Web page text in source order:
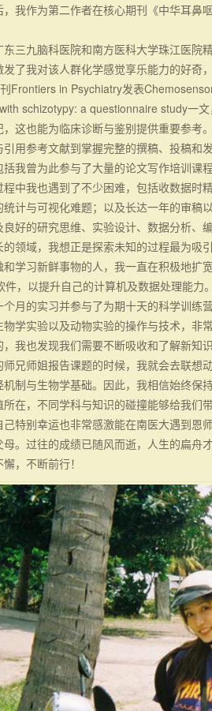
我作为第二作者在核心期刊《中华耳鼻
三九脑科医院和南方医科大学珠江医院
了我对该人群化学感觉享乐能力的好奇
Frontiers in Psychiatry发表
schizotypy: a questionnaire study一
这也能为临床诊断与鉴别提供重要参考。
用参考文献到掌握完整的撰稿、投稿和
我曾为此参与了大量的论文写作培训课
中我也遇到了不少困难，包括收数据时
统计与可视化难题；以及长达一年的审
好的研究思维、实验设计、数据分析、
领域，我想正是探索未知的过程最为吸引
学习新鲜事物的人，我一直在积极地扩
，以提升自己的计算机及数据处理能力
月的实习并参与了为期十天的科学训练
学实验以及动物实验的操作与技术，非
我也发现我们需要不断吸收和了解新知
兄师姐报告课题的时候，我就会去联想
制与生物学基础。因此，我相信始终保
在，不同学科与知识的碰撞能够给我们带
特别幸运也非常感激能在南医大遇到恩
。过往的成绩已随风而逝，人生的扁舟
，不断前行！